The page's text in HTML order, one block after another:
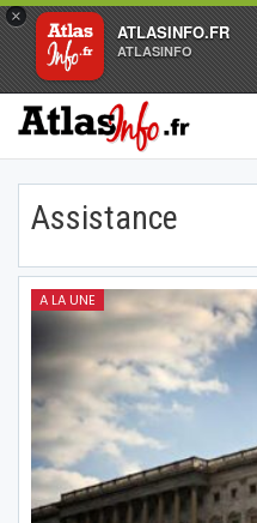
×
ATLASINFO.FR
ATLASINFO
Assistance
A LA UNE